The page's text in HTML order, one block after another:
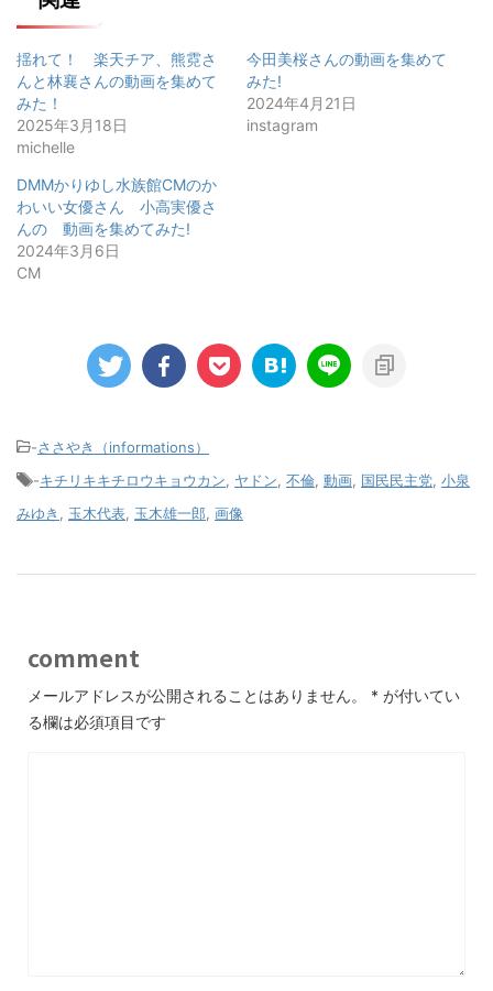
揺れて！ 楽天チア、熊霓さ
んと林襄さんの動画を集めて
みた！
2025年3月18日
michelle
今田美桜さんの動画を集めて
みた!
2024年4月21日
instagram
DMMかりゆし水族館CMのか
わいい女優さん 小高実優さ
んの゙動画を集めてみた!
2024年3月6日
CM
-ささやき（informations）
-キチリキキチロウキョウカン, ヤドン, 不倫, 動画, 国民民主党, 小泉
みゆき , 玉木代表, 玉木雄一郎, 画像
comment
メールアドレスが公開されることはありません。 * が付いてい
る欄は必須項目です